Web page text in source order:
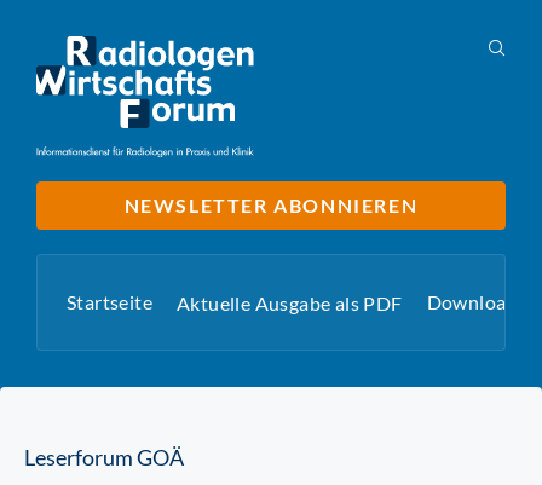
NEWSLETTER ABONNIEREN
Startseite Aktuelle Ausgabe als PDF Downloads
Leserforum GOÄ